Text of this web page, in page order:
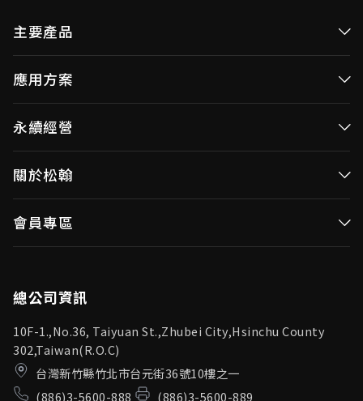
主要產品
視訊/影像控制器
無線視頻傳輸
OID產品(Optical ID)
應用方案
視訊／影像控制器
無線視頻傳輸
永續經營
投資人專區
利害關係人
關於松翰
會員專區
總公司資訊
10F-1.,No.36, Taiyuan St.,Zhubei City,Hsinchu County
302,Taiwan(R.O.C)
台灣新竹縣竹北市台元街36號10樓之一
(886)3-5600-888
(886)3-5600-889